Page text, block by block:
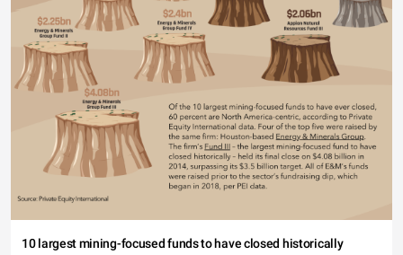
10 largest mining-focused funds to have closed historically